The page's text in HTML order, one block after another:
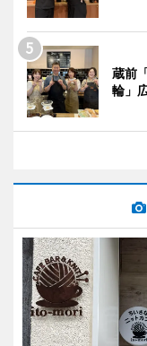
蔵前
輪」